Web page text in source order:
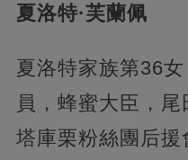
夏洛特·芙蘭佩
夏洛特家族第36
員，蜂蜜大臣，
塔庫栗粉絲團后